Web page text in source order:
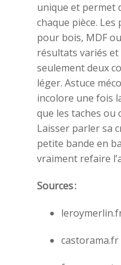
unique et permet
chaque pièce.
pour bois, MDF
résultats variés et
seulement deux
léger. Astuce
incolore une fois
que les taches ou
Laisser parler sa
petite bande en
vraiment refaire
Sources :
castorama.fr